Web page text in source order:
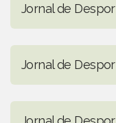
Jornal de
Jornal de